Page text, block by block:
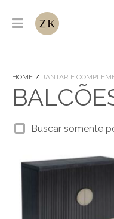
HOME JANTAR E
Buscar somente